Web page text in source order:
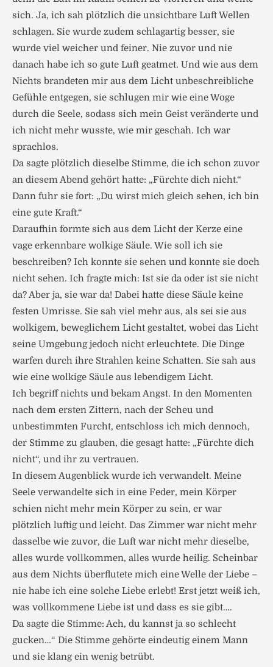
sich. Ja, ich sah plötzlich die unsichtbare Luft Wellen
schlagen. Sie wurde zudem schlagartig besser, sie
wurde viel weicher und feiner. Nie zuvor und nie
danach habe ich so gute Luft geatmet. Und wie aus dem
Nichts brandeten mir aus dem Licht unbeschreibliche
Gefühle entgegen, sie schlugen mir wie eine Woge
durch die Seele, sodass sich mein Geist veränderte und
ich nicht mehr wusste, wie mir geschah. Ich war
sprachlos.
Da sagte plötzlich dieselbe Stimme, die ich schon zuvor
an diesem Abend gehört hatte: „Fürchte dich nicht.“
Dann fuhr sie fort: „Du wirst mich gleich sehen, ich bin
eine gute Kraft.“
Daraufhin formte sich aus dem Licht der Kerze eine
vage erkennbare wolkige Säule. Wie soll ich sie
beschreiben? Ich konnte sie sehen und konnte sie doch
nicht sehen. Ich fragte mich: Ist sie da oder ist sie nicht
da? Aber ja, sie war da! Dabei hatte diese Säule keine
festen Umrisse. Sie sah viel mehr aus, als sei sie aus
wolkigem, beweglichem Licht gestaltet, wobei das Licht
seine Umgebung jedoch nicht erleuchtete. Die Dinge
warfen durch ihre Strahlen keine Schatten. Sie sah aus
wie eine wolkige Säule aus lebendigem Licht.
Ich begriff nichts und bekam Angst. In den Momenten
nach dem ersten Zittern, nach der Scheu und
unbestimmten Furcht, entschloss ich mich dennoch,
der Stimme zu glauben, die gesagt hatte: „Fürchte dich
nicht“, und ihr zu vertrauen.
In diesem Augenblick wurde ich verwandelt. Meine
Seele verwandelte sich in eine Feder, mein Körper
schien nicht mehr mein Körper zu sein, er war
plötzlich luftig und leicht. Das Zimmer war nicht mehr
dasselbe wie zuvor, die Luft war nicht mehr dieselbe,
alles wurde vollkommen, alles wurde heilig. Scheinbar
aus dem Nichts überflutete mich eine Welle der Liebe –
nie habe ich eine solche Liebe erlebt! Erst jetzt weiß ich,
was vollkommene Liebe ist und dass es sie gibt….
Da sagte die Stimme: Ach, du kannst ja so schlecht
gucken…“ Die Stimme gehörte eindeutig einem Mann
und sie klang ein wenig betrübt.